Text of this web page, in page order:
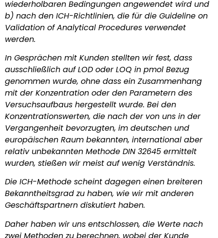
wiederholbaren Bedingungen angewendet wird und
b) nach den ICH-Richtlinien, die für die Guideline on
Validation of Analytical Procedures verwendet
werden.
In Gesprächen mit Kunden stellten wir fest, dass
ausschließlich auf LOD oder LOQ in pmol Bezug
genommen wurde, ohne dass ein Zusammenhang
mit der Konzentration oder den Parametern des
Versuchsaufbaus hergestellt wurde. Bei den
Konzentrationswerten, die nach der von uns in der
Vergangenheit bevorzugten, im deutschen und
europäischen Raum bekannten, international aber
relativ unbekannten Methode DIN 32645 ermittelt
wurden, stießen wir meist auf wenig Verständnis.
Die ICH-Methode scheint dagegen einen breiteren
Bekanntheitsgrad zu haben, wie wir mit anderen
Geschäftspartnern diskutiert haben.
Daher haben wir uns entschlossen, die Werte nach
zwei Methoden zu berechnen, wobei der Kunde